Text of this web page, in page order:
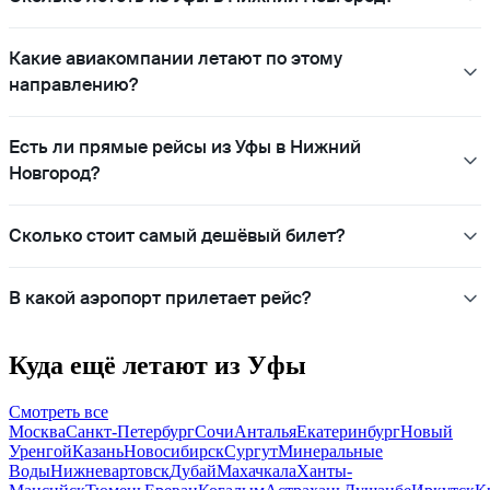
Какие авиакомпании летают по этому
направлению?
Есть ли прямые рейсы из Уфы в Нижний
Новгород?
Сколько стоит самый дешёвый билет?
В какой аэропорт прилетает рейс?
Куда ещё летают из Уфы
Смотреть все
МоскваСанкт-ПетербургСочиАнтальяЕкатеринбургНовый
УренгойКазаньНовосибирскСургутМинеральные
ВодыНижневартовскДубайМахачкалаХанты-